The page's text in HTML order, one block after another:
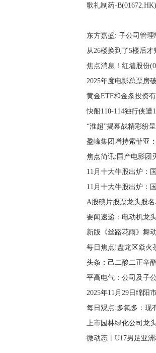
东方嘉盛: 子公司管
从26楼换到了5楼后
焦点消息！红墙股份
2025年度电影总票房
黄金ETF和金条投资
快船110-114独行侠遭
“淮超”揭幕战精彩纷呈
盈峰集团增持索菲亚
焦点简讯:国产电影团
11月十大牛股出炉：
11月十大牛股出炉：
A股碘片股票龙头股名
要闻速递：电动机龙
新版《丝路花雨》舞
每日焦点!盘龙区焱火
头条：己二酸二正辛
平高电气：公司及子
2025年11月29日绵阳
每日观点:多氟多：现
上市园林绿化公司龙
微动态丨U17男足亚